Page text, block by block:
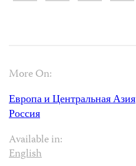
More On:
Европа и Центральная Азия
Россия
Available in:
English